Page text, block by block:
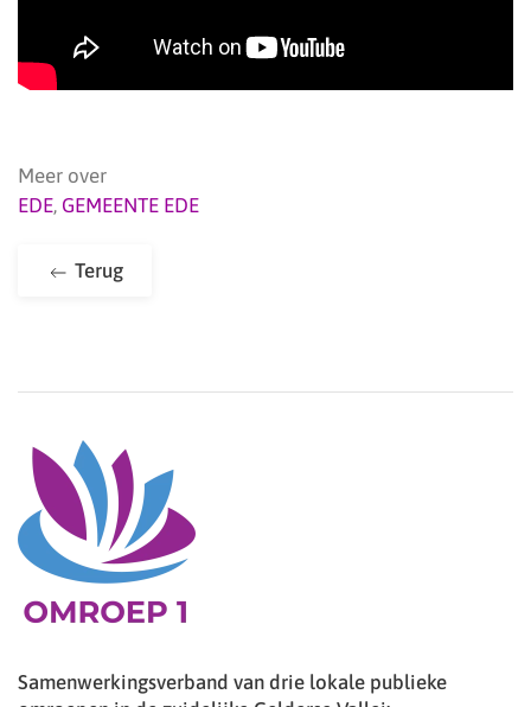
Meer over
EDE, GEMEENTE EDE
Terug
Samenwerkingsverband van drie lokale publieke